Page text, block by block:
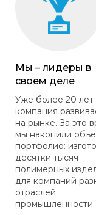
Мы – лидеры в
своем деле
Уже более 20 лет
компания
на рынке. За это
мы накопили
портфолио:
десятки тысяч
полимерных
для компаний
отраслей
промышленности.